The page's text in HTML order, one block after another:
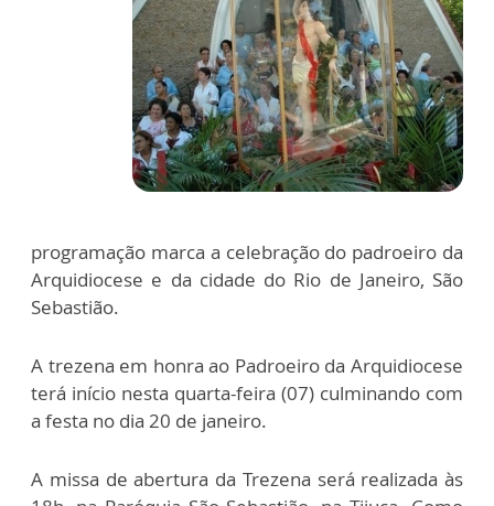
programação marca a celebração do padroeiro da
Arquidiocese e da cidade do Rio de Janeiro, São
Sebastião.
A trezena em honra ao Padroeiro da Arquidiocese
terá início nesta quarta-feira (07) culminando com
a festa no dia 20 de janeiro.
A missa de abertura da Trezena será realizada às